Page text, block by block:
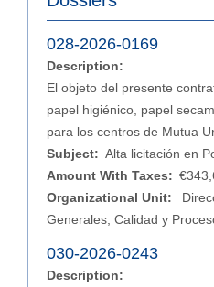
028-2026-0169
Description:
El objeto del presente
papel higiénico, papel
para los centros de Mutua
Subject: Alta licitación en
Amount With Taxes:
Organizational Unit:
Generales, Calidad y
030-2026-0243
Description: